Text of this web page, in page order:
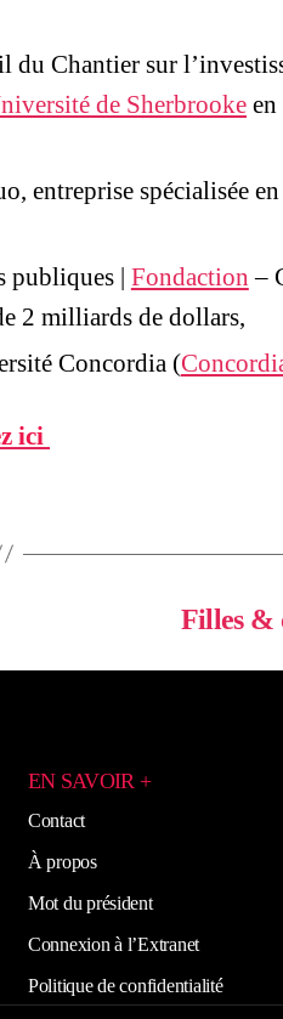
du Chantier sur
de Sherbrooke
entreprise spécialisée
publiques | Fondaction –
2 milliards de dollars,
Concordia (
ici
Filles &
EN SAVOIR +
Contact
À propos
Mot du président
Connexion à l’Extranet
Politique de confidentialité